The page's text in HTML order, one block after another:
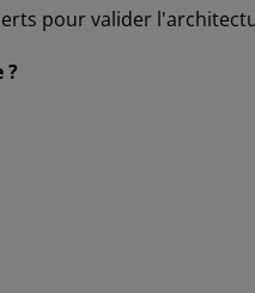
pour valider
?